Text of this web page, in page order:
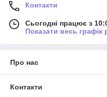
Контакти
Сьогодні працює з
Показати весь графік
Про нас
Контакти